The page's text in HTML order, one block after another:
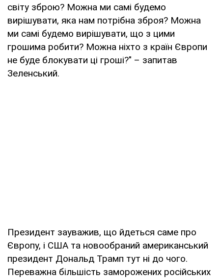
світу зброю? Можна ми самі будемо
вирішувати, яка нам потрібна зброя? Можна
ми самі будемо вирішувати, що з цими
грошима робити? Можна ніхто з країн Європи
не буде блокувати ці гроші?" – запитав
Зеленський.
Президент зауважив, що йдеться саме про
Європу, і США та новообраний американський
президент Дональд Трамп тут ні до чого.
Переважна більшість заморожених російських